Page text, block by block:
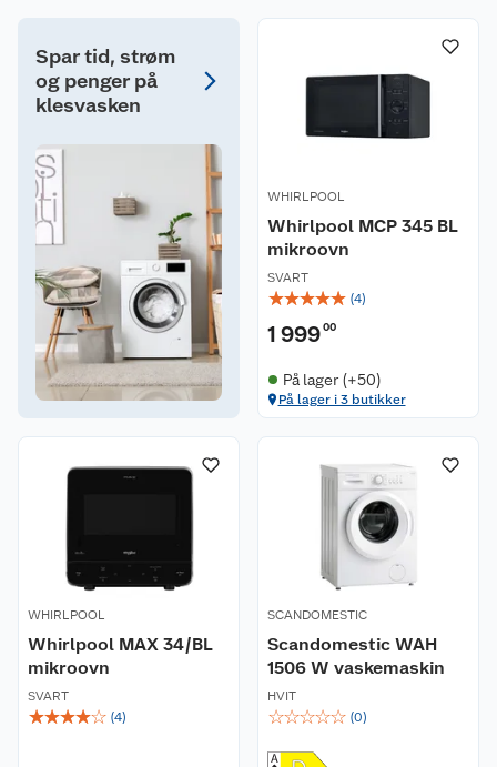
Spar tid, strøm
og penger på
klesvasken
WHIRLPOOL
Whirlpool MCP 345 BL
mikroovn
SVART
☆☆☆☆☆ (4)
1 99900
På lager (+50)
På lager i 3 butikker
WHIRLPOOL
Whirlpool MAX 34/BL
mikroovn
SVART
☆☆☆☆☆ (4)
SCANDOMESTIC
Scandomestic WAH
1506 W vaskemaskin
HVIT
☆☆☆☆☆ (0)